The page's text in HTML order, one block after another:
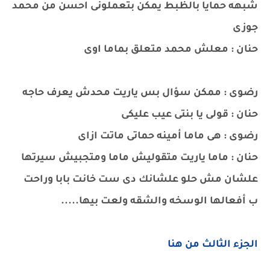
شبهه حمايا بالظبط يمكن بتعملونى احسن من محمد
جوزى
حنان : معلش محمد متعلق بماما اوى
رضوى : ممكن سؤال بس ياريت محدش يعرف حاجه
حنان : قولى يا بنتى عيب عليكى
رضوى : هى ماما أمينه حماتى ماتت ازاى
حنان : ماما ياريت متقوليش ماما ومتجبيش سيرتها
علشان مش حلو علشانك دى ست خانت بابا وراحت
ب أفعالها الوسخه والشقه ولعت بيها.....
الجزء الثالث من هنا